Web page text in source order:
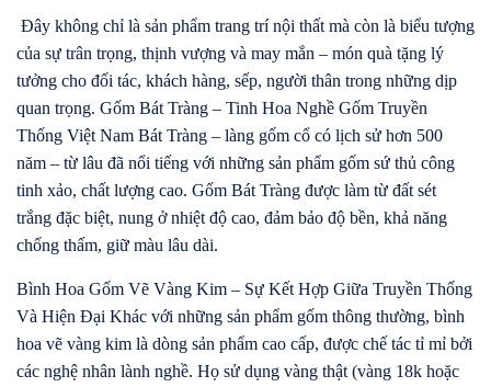
Đây không chỉ là sản phẩm trang trí nội thất mà còn là biểu tượng
của sự trân trọng, thịnh vượng và may mắn – món quà tặng lý
tưởng cho đối tác, khách hàng, sếp, người thân trong những dịp
quan trọng. Gốm Bát Tràng – Tinh Hoa Nghề Gốm Truyền
Thống Việt Nam Bát Tràng – làng gốm cổ có lịch sử hơn 500
năm – từ lâu đã nổi tiếng với những sản phẩm gốm sứ thủ công
tinh xảo, chất lượng cao. Gốm Bát Tràng được làm từ đất sét
trắng đặc biệt, nung ở nhiệt độ cao, đảm bảo độ bền, khả năng
chống thấm, giữ màu lâu dài.
Bình Hoa Gốm Vẽ Vàng Kim – Sự Kết Hợp Giữa Truyền Thống
Và Hiện Đại Khác với những sản phẩm gốm thông thường, bình
hoa vẽ vàng kim là dòng sản phẩm cao cấp, được chế tác tỉ mỉ bởi
các nghệ nhân lành nghề. Họ sử dụng vàng thật (vàng 18k hoặc